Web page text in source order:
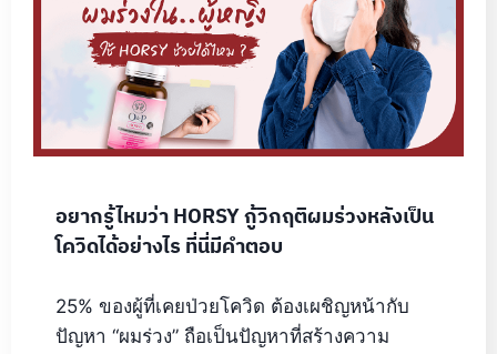
อยากรู้ไหมว่า HORSY กู้วิกฤติผมร่วงหลังเป็น
โควิดได้อย่างไร ที่นี่มีคำตอบ
25% ของผู้ที่เคยป่วยโควิด ต้องเผชิญหน้ากับ
ปัญหา “ผมร่วง” ถือเป็นปัญหาที่สร้างความ